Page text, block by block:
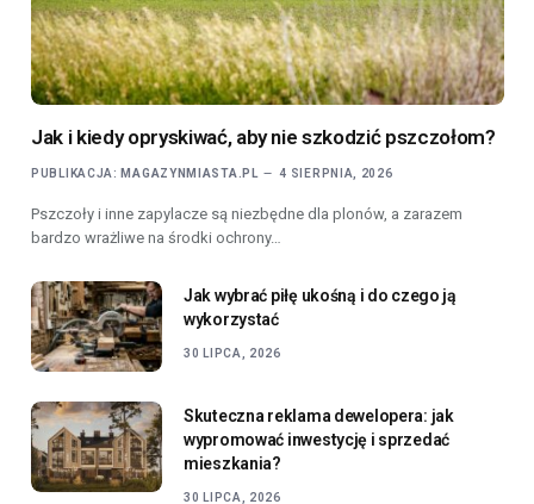
Jak i kiedy opryskiwać, aby nie szkodzić pszczołom?
PUBLIKACJA: MAGAZYNMIASTA.PL 4 SIERPNIA, 2026
Pszczoły i inne zapylacze są niezbędne dla plonów, a zarazem
bardzo wrażliwe na środki ochrony…
Jak wybrać piłę ukośną i do czego ją
wykorzystać
30 LIPCA, 2026
Skuteczna reklama dewelopera: jak
wypromować inwestycję i sprzedać
mieszkania?
30 LIPCA, 2026